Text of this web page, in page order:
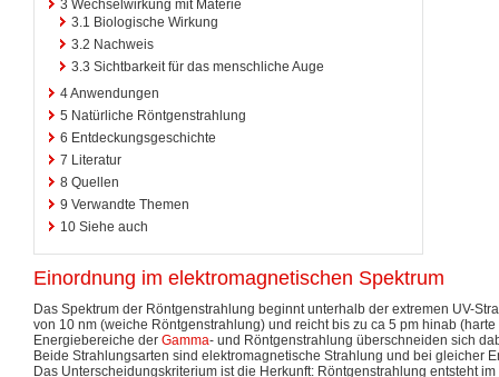
3 Wechselwirkung mit Materie
3.1 Biologische Wirkung
3.2 Nachweis
3.3 Sichtbarkeit für das menschliche Auge
4Anwendungen
5 Natürliche Röntgenstrahlung
6 Entdeckungsgeschichte
7 Literatur
8 Quellen
9 Verwandte Themen
10 Siehe auch
Einordnung im elektromagnetischen Spektrum
Das Spektrum der Röntgenstrahlung beginnt unterhalb der extremen UV-
von 10 nm (weiche Röntgenstrahlung) und reicht bis zu ca 5 pm hinab
Energiebereiche der Gamma- und Röntgenstrahlung überschneiden sich
Beide Strahlungsarten sind elektromagnetische Strahlung und bei gleicher
Das Unterscheidungskriterium ist die Herkunft: Röntgenstrahlung entsteht